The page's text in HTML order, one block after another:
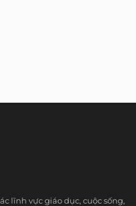
lĩnh vực giáo dục, cuộc sống,